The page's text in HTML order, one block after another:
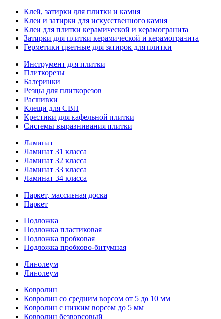
Клей, затирки для плитки и камня
Клеи и затирки для искусственного камня
Клеи для плитки керамической и керамогранита
Затирки для плитки керамической и керамогранита
Герметики цветные для затирок для плитки
Инструмент для плитки
Плиткорезы
Балеринки
Резцы для плиткорезов
Расшивки
Клещи для СВП
Крестики для кафельной плитки
Системы выравнивания плитки
Ламинат
Ламинат 31 класса
Ламинат 32 класса
Ламинат 33 класса
Ламинат 34 класса
Паркет, массивная доска
Паркет
Подложка
Подложка пластиковая
Подложка пробковая
Подложка пробково-битумная
Линолеум
Линолеум
Ковролин
Ковролин со средним ворсом от 5 до 10 мм
Ковролин с низким ворсом до 5 мм
Ковролин безворсовый